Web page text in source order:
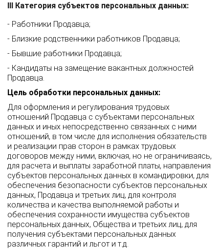
III Категория субъектов персональных данных:
- Работники Продавца;
- Близкие родственники работников Продавца;
- Бывшие работники Продавца;
- Кандидаты на замещение вакантных должностей
Продавца.
Цель обработки персональных данных:
Для оформления и регулирования трудовых
отношений Продавца с субъектами персональных
данных и иных непосредственно связанных с ними
отношений, в том числе для исполнения обязательств
и реализации прав сторон в рамках трудовых
договоров между ними, включая, но не ограничиваясь,
для расчета и выплаты заработной платы, направления
субъектов персональных данных в командировки, для
обеспечения безопасности субъектов персональных
данных, Продавца и третьих лиц, для контроля
количества и качества выполняемой работы и
обеспечения сохранности имущества субъектов
персональных данных, Общества и третьих лиц, для
получения субъектами персональных данных
различных гарантий и льгот и т.д.